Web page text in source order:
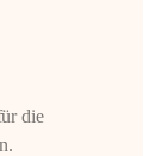
die